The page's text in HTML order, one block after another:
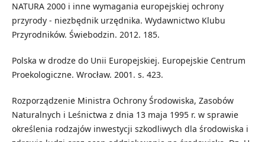
NATURA 2000 i inne wymagania europejskiej ochrony
przyrody - niezbędnik urzędnika. Wydawnictwo Klubu
Przyrodników. Świebodzin. 2012. 185.
Polska w drodze do Unii Europejskiej. Europejskie Centrum
Proekologiczne. Wrocław. 2001. s. 423.
Rozporządzenie Ministra Ochrony Środowiska, Zasobów
Naturalnych i Leśnictwa z dnia 13 maja 1995 r. w sprawie
określenia rodzajów inwestycji szkodliwych dla środowiska i